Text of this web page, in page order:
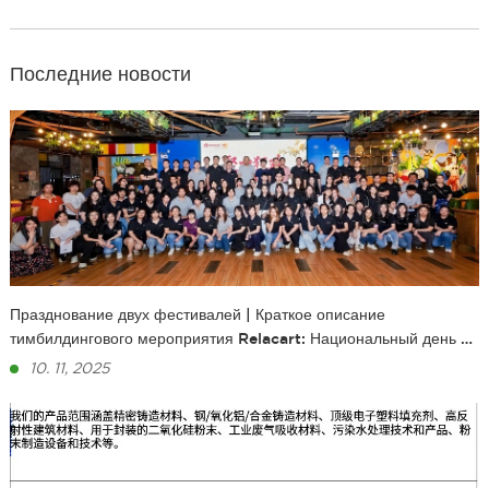
Последние новости
Празднование двух фестивалей | Краткое описание
тимбилдингового мероприятия Relacart: Национальный день и
фестиваль середины осени
10. 11, 2025